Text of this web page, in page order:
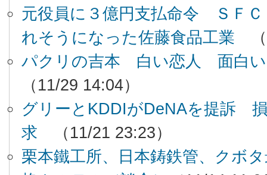
元役員に３億円支払命令 ＳＦＣ
れそうになった佐藤食品工業
パクリの吉本 白い恋人 面白い
（11/29 14:04）
グリーとKDDIがDeNAを提訴
求
（11/21 23:23）
栗本鐵工所、日本鋳鉄管、クボ